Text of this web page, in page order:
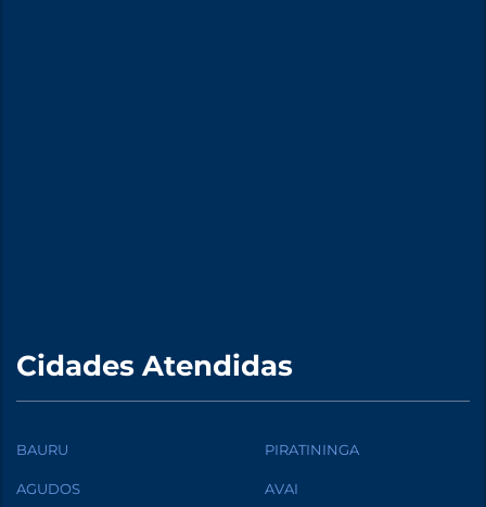
Cidades Atendidas
BAURU PIRATININGA
AGUDOS AVAI